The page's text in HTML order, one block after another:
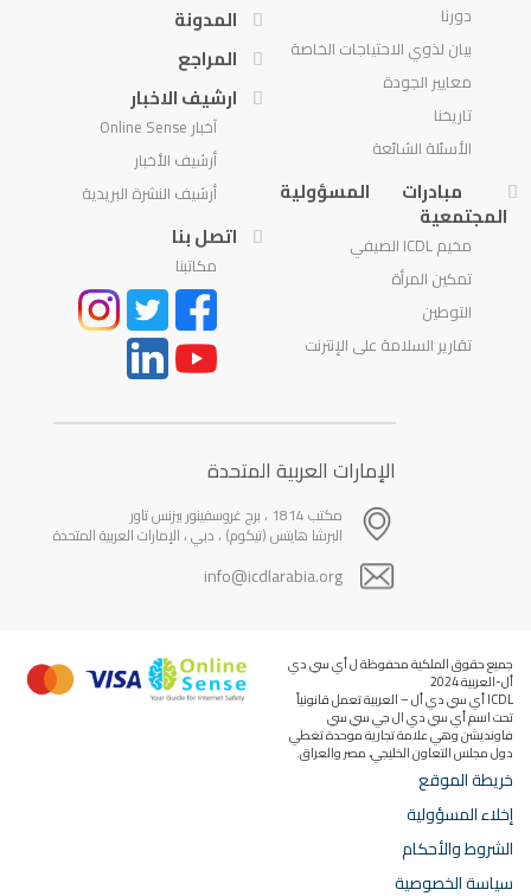
دورنا
بيان لذوي الاحتياجات الخاصة
معايير الجودة
تاريخنا
الأسئلة الشائعة
مبادرات المسؤولية
المجتمعية
مخيم ICDL الصيفي
تمكين المرأة
التوطين
تقارير السلامة على الإنترنت
المدونة
المراجع
ارشيف الاخبار
آخبار Online Sense
أرشيف الأخبار
أرشيف النشرة البريدية
اتصل بنا
مكاتبنا
الإمارات العربية المتحدة
مكتب 1814 ، برج غروسفينور بيزنس تاور
البرشا هايتس (تيكوم) ، دبي ، الإمارات العربية المتحدة
info@icdlarabia.org
جميع حقوق الملكية محفوظة ل أي سي دي
أل-العربية 2024
ICDL أي سي دي أل – العربية تعمل قانونياً
تحت اسم أي سي دي ال جي سي سي
فاونديشن وهي علامة تجارية موحدة تغطي
دول مجلس التعاون الخليجي، مصر والعراق.
خريطة الموقع
إخلاء المسؤولية
الشروط والأحكام
سياسة الخصوصية